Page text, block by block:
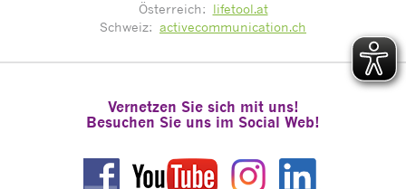
Österreich: lifetool.at
Schweiz: activecommunication.ch
Vernetzen Sie sich mit uns!
Besuchen Sie uns im Social Web!